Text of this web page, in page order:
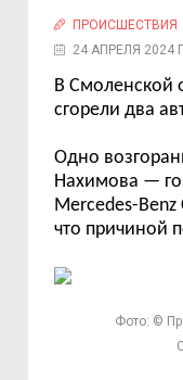
ПРОИСШЕСТВИЯ
24 АПРЕЛЯ 2024
В Смоленской
сгорели два
Одно
Нахимова —
Mercedes-Benz
что причиной
Фото: ©